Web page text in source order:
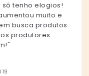
tenho elogios!
muito e
busca produtos
produtores.